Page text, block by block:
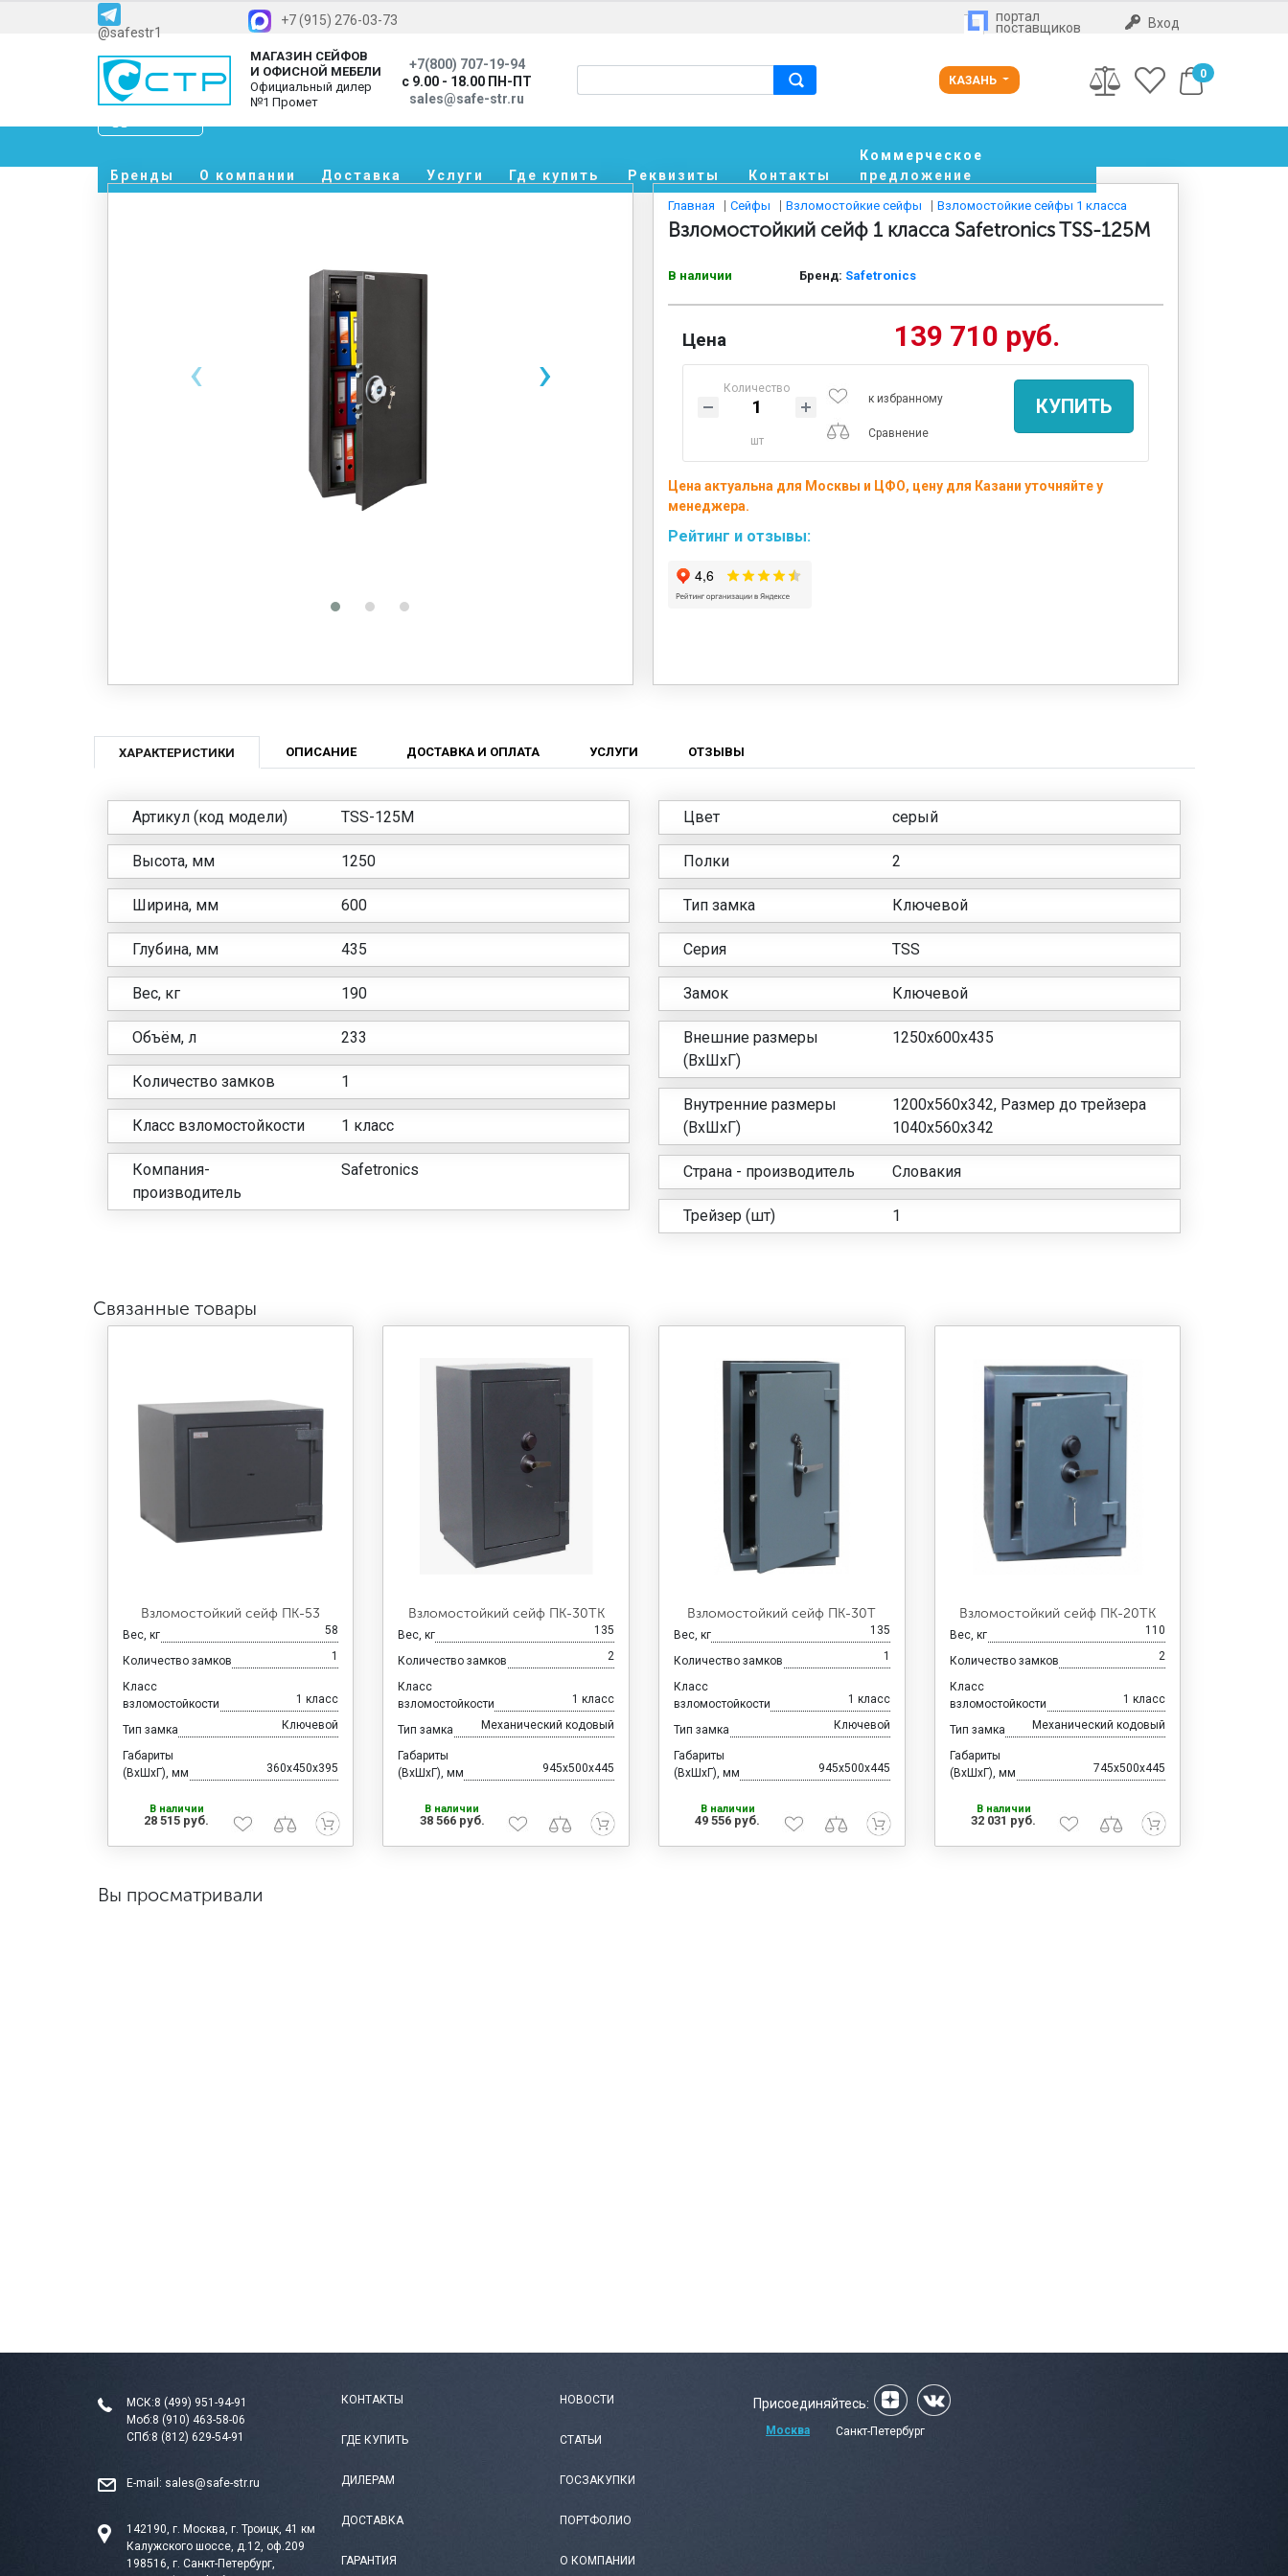
@safestr1
+7 (915) 276-03-73 портал
поставщиков Вход
МАГАЗИН СЕЙФОВ
И ОФИСНОЙ МЕБЕЛИ
Официальный дилер
№1 Промет
+7(800) 707-19-94
с 9.00 - 18.00 ПН-ПТ
sales@safe-str.ru
КАЗАНЬ 0
Бренды О компании Доставка Услуги Где купить Реквизиты Контакты
Коммерческое
предложение
‹ ›
Главная Сейфы Взломостойкие сейфы Взломостойкие сейфы 1 класса
Взломостойкий сейф 1 класса Safetronics TSS-125M
В наличии Бренд: Safetronics
Цена 139 710 руб.
Количество
шт
к избранному
Сравнение
КУПИТЬ
Цена актуальна для Москвы и ЦФО, цену для Казани уточняйте у
менеджера.
Рейтинг и отзывы:
ХАРАКТЕРИСТИКИ ОПИСАНИЕ ДОСТАВКА И ОПЛАТА УСЛУГИ ОТЗЫВЫ
Артикул (код модели) TSS-125M
Высота, мм 1250
Ширина, мм 600
Глубина, мм 435
Вес, кг 190
Объём, л 233
Количество замков 1
Класс взломостойкости 1 класс
Компания-
производитель
Safetronics
Цвет серый
Полки 2
Тип замка Ключевой
Серия TSS
Замок Ключевой
Внешние размеры
(ВхШхГ)
1250х600х435
Внутренние размеры
(ВхШхГ)
1200x560x342, Размер до трейзера
1040х560х342
Страна - производитель Словакия
Трейзер (шт) 1
Связанные товары
Взломостойкий сейф ПК-53
Вес, кг 58
Количество замков 1
Класс
взломостойкости
1 класс
Тип замка Ключевой
Габариты
(ВхШхГ), мм
360x450x395
В наличии
28 515 руб.
Взломостойкий сейф ПК-30ТК
Вес, кг 135
Количество замков 2
Класс
взломостойкости
1 класс
Тип замка Механический кодовый
Габариты
(ВхШхГ), мм
945x500x445
В наличии
38 566 руб.
Взломостойкий сейф ПК-30Т
Вес, кг 135
Количество замков 1
Класс
взломостойкости
1 класс
Тип замка Ключевой
Габариты
(ВхШхГ), мм
945x500x445
В наличии
49 556 руб.
Взломостойкий сейф ПК-20ТК
Вес, кг 110
Количество замков 2
Класс
взломостойкости
1 класс
Тип замка Механический кодовый
Габариты
(ВхШхГ), мм
745x500x445
В наличии
32 031 руб.
Вы просматривали
МСК:8 (499) 951-94-91
Моб:8 (910) 463-58-06
СПб:8 (812) 629-54-91
E-mail: sales@safe-str.ru
142190, г. Москва, г. Троицк, 41 км
Калужского шоссе, д.12, оф.209
198516, г. Санкт-Петербург,
КОНТАКТЫ
ГДЕ КУПИТЬ
ДИЛЕРАМ
ДОСТАВКА
ГАРАНТИЯ
НОВОСТИ
СТАТЬИ
ГОСЗАКУПКИ
ПОРТФОЛИО
О КОМПАНИИ
Присоединяйтесь:
Москва Санкт-Петербург